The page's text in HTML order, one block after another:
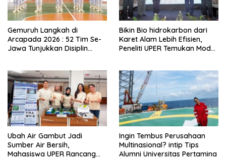
Gemuruh Langkah di
Arcapada 2026 : 52 Tim Se-
Jawa Tunjukkan Disiplin
Rumah LKBB Terunik
Bikin Bio hidrokarbon dari
Karet Alam Lebih Efisien,
Peneliti UPER Temukan Model
Ubah Air Gambut Jadi
Sumber Air Bersih,
Mahasiswa UPER Rancang
Ingin Tembus Perusahaan
Multinasional? intip Tips
Alumni Universitas Pertamina